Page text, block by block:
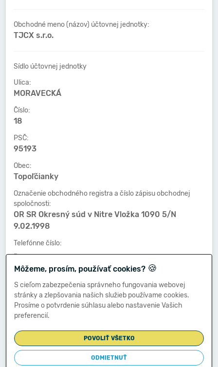
Obchodné meno (názov) účtovnej jednotky:
TJCX s.r.o.
Sídlo účtovnej jednotky
Ulica:
MORAVECKÁ
Číslo:
18
PSČ:
95193
Obec:
Topoľčianky
Označenie obchodného registra a číslo zápisu obchodnej
spoločnosti:
OR SR Okresný súd v Nitre Vložka 1090 5/N
9.02.1998
Telefónne číslo:
-
Faxové číslo:
-
E-mailová adresa:
-
Zostavená dňa:
28.03.2018
Môžeme, prosím, používať cookies? 🍪
S cieľom zabezpečenia správneho fungovania webovej
stránky a zlepšovania našich služieb používame cookies.
Prosíme o potvrdenie súhlasu alebo nastavenie Vašich
preferencií.
POVOLIŤ VŠETKO
ODMIETNUŤ